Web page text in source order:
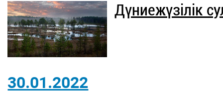
Дүниежүзілік
30.01.2022